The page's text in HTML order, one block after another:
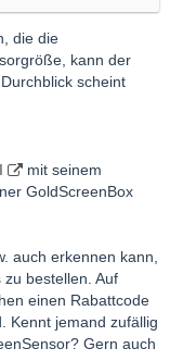
die die
kann der
scheint
mit seinem
GoldScreenBox
auch erkennen kann,
bestellen. Auf
einen Rabattcode
Kennt jemand zufällig
Gern auch